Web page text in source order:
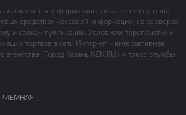
является информационное агентство «Город
средствах массовой информации, на серверах
и срокам публикации. Условием перепечатки и
портала в сети Интернет - интерактивная
«Город Казань KZN.RU» и пресс-службы